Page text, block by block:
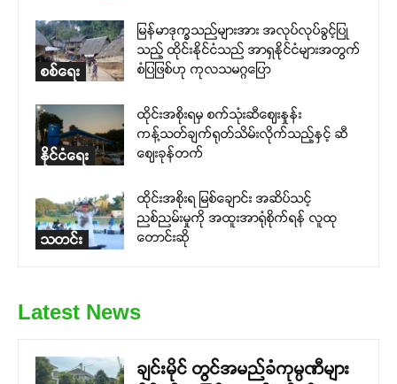
စစ်ရေး
မြန်မာဒုက္ခသည်များအား အလုပ်လုပ်ခွင့်ပြု
သည့် ထိုင်းနိုင်ငံသည် အာရှနိုင်ငံများအတွက်
စံပြဖြစ်ဟု ကုလသမဂ္ဂပြော
နိုင်ငံရေး
ထိုင်းအစိုးရမှ စက်သုံးဆီဈေးနှုန်း
ကန့်သတ်ချက်ရုတ်သိမ်းလိုက်သည့်နှင့် ဆီ
ဈေးခုန်တက်
သတင်း
ထိုင်းအစိုးရ မြစ်ချောင်း အဆိပ်သင့်
ညစ်ညမ်းမှုကို အထူးအာရုံစိုက်ရန် လူထု
တောင်းဆို
Latest News
ချင်းမိုင် တွင်အမည်ခံကုမ္ပဏီများ